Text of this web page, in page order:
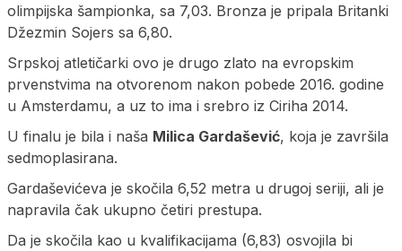
olimpijska šampionka, sa 7,03. Bronza je pripala Britanki
Džezmin Sojers sa 6,80.
Srpskoj atletičarki ovo je drugo zlato na evropskim
prvenstvima na otvorenom nakon pobede 2016. godine
u Amsterdamu, a uz to ima i srebro iz Ciriha 2014.
U finalu je bila i naša Milica Gardašević, koja je završila
sedmoplasirana.
Gardaševićeva je skočila 6,52 metra u drugoj seriji, ali je
napravila čak ukupno četiri prestupa.
Da je skočila kao u kvalifikacijama (6,83) osvojila bi